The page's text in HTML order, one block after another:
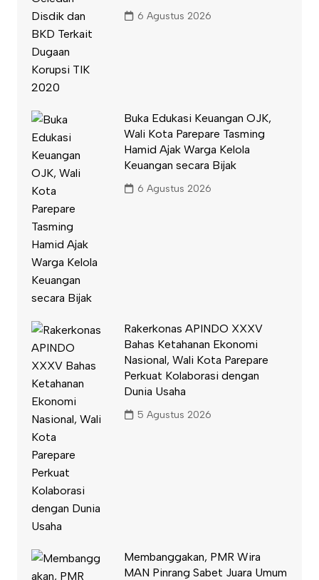
6 Agustus 2026
Buka Edukasi Keuangan OJK,
Wali Kota Parepare Tasming
Hamid Ajak Warga Kelola
Keuangan secara Bijak
6 Agustus 2026
Rakerkonas APINDO XXXV
Bahas Ketahanan Ekonomi
Nasional, Wali Kota Parepare
Perkuat Kolaborasi dengan
Dunia Usaha
5 Agustus 2026
Membanggakan, PMR Wira
MAN Pinrang Sabet Juara Umum